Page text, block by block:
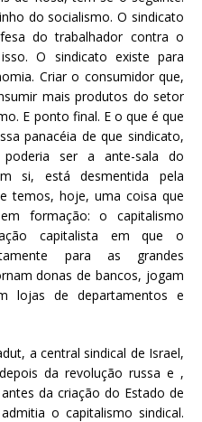
do socialismo. O sindicato
do trabalhador contra o
O sindicato existe para
Criar o consumidor que,
mais produtos do setor
E ponto final. E o que é que
panacéia de que sindicato,
ser a ante-sala do
si, está desmentida pela
temos, hoje, uma coisa que
formação: o capitalismo
capitalista em que o
para as grandes
donas de bancos, jogam
lojas de departamentos e
a central sindical de Israel,
da revolução russa e ,
da criação do Estado de
o capitalismo sindical.